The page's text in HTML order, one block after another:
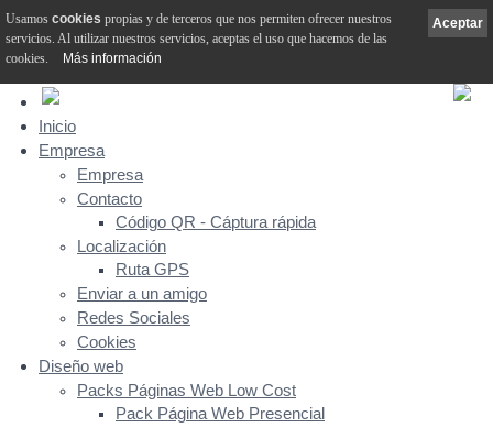
Inicio
Empresa
Empresa
Contacto
Código QR - Cáptura rápida
Localización
Ruta GPS
Enviar a un amigo
Redes Sociales
Cookies
Diseño web
Packs Páginas Web Low Cost
Pack Página Web Presencial
Aceptar
Usamos cookies propias y de terceros que nos permiten ofrecer nuestros
servicios. Al utilizar nuestros servicios, aceptas el uso que hacemos de las
cookies.
Más información